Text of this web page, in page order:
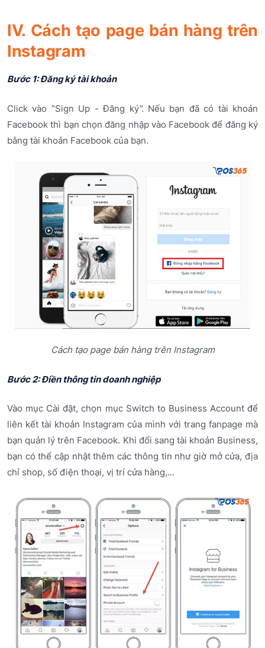
IV. Cách tạo page bán hàng trên
Instagram
Bước 1: Đăng ký tài khoản
Click vào “Sign Up - Đăng ký”. Nếu bạn đã có tài khoản
Facebook thì bạn chọn đăng nhập vào Facebook để đăng ký
bằng tài khoản Facebook của bạn.
Cách tạo page bán hàng trên Instagram
Bước 2: Điền thông tin doanh nghiệp
Vào mục Cài đặt, chọn mục Switch to Business Account để
liên kết tài khoản Instagram của mình với trang fanpage mà
bạn quản lý trên Facebook. Khi đổi sang tài khoản Business,
bạn có thể cập nhật thêm các thông tin như giờ mở cửa, địa
chỉ shop, số điện thoại, vị trí cửa hàng,...